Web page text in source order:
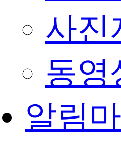
사진
동영
알림